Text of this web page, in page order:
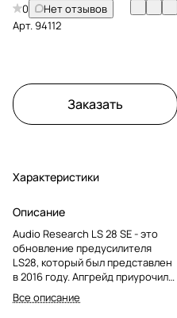
0
Нет отзывов
Арт.94112
Заказать
Характеристики
Описание
Audio Research LS 28 SE - это
обновление предусилителя
LS28, который был представлен
в 2016 году. Апгрейд приурочили
к программе, организованной в
честь юбилея компании (50 лет).
Все описание